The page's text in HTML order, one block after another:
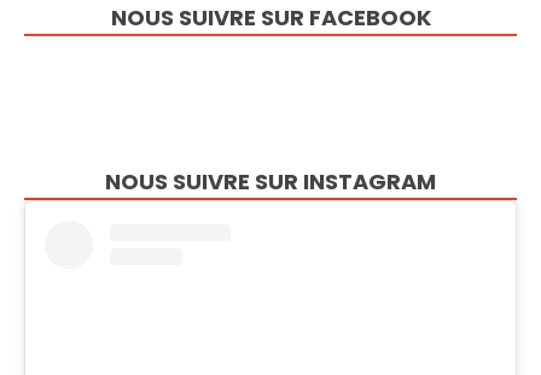
NOUS SUIVRE SUR FACEBOOK
NOUS SUIVRE SUR INSTAGRAM